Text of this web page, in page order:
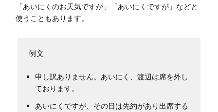
「あいにくのお天気ですが」「あいにくですが」などと
使うこともあります。
申し訳ありません。あいにく、渡辺は席を外し
ております。
あいにくですが、その日は先約があり出席する